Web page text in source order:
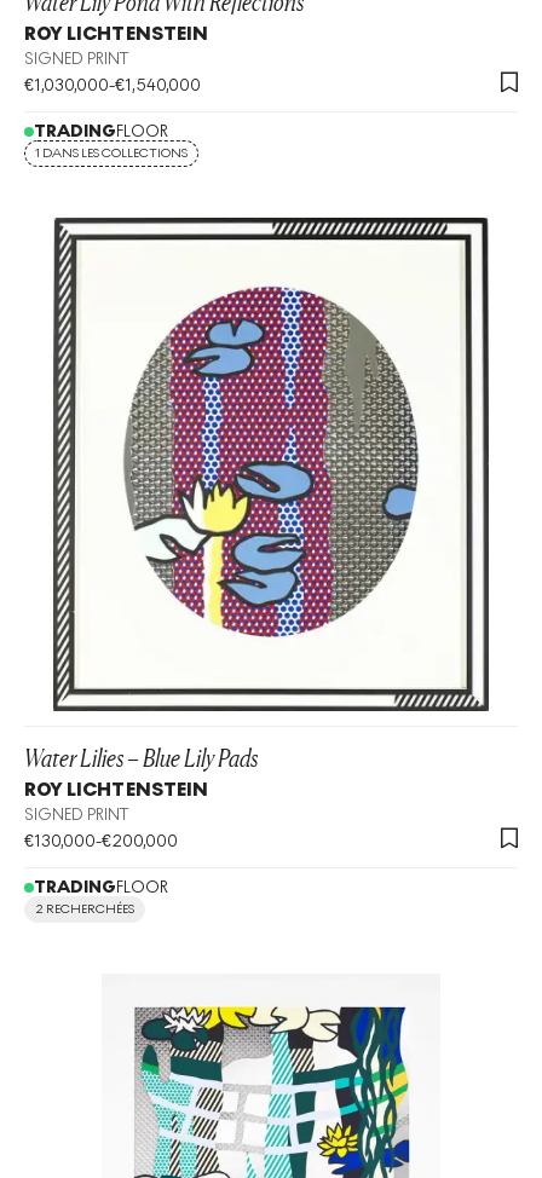
ROY LICHTENSTEIN
SIGNED PRINT
€1,030,000-€1,540,000
TRADINGFLOOR
1 DANS LES COLLECTIONS
Water Lilies – Blue Lily Pads
ROY LICHTENSTEIN
SIGNED PRINT
€130,000-€200,000
TRADINGFLOOR
2 RECHERCHÉES